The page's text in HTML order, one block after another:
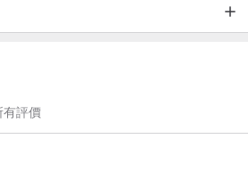
評價